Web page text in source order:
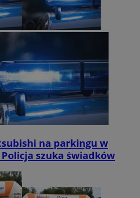
na parkingu w
szuka świadków